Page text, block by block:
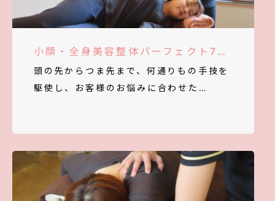
小顔・全身美容整体パーフェクト70分
頭の先からつま先まで、何通りもの手技を
駆使し、お客様のお悩みに合わせた…